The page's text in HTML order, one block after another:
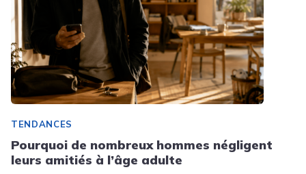
TENDANCES
Pourquoi de nombreux hommes négligent
leurs amitiés à l’âge adulte